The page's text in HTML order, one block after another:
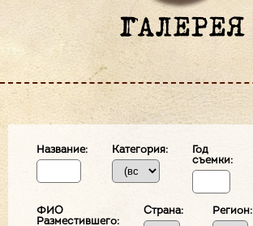
ГАЛЕРЕЯ
Название: Категория:
Год
съемки:
ФИО
Разместившего:
Страна: Регион: